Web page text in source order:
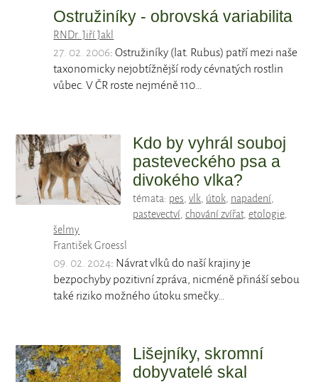
Ostružiníky - obrovská variabilita
RNDr. Jiří Jakl
27. 02. 2006: Ostružiníky (lat. Rubus) patří mezi naše
taxonomicky nejobtížnější rody cévnatých rostlin
vůbec. V ČR roste nejméně 110…
Kdo by vyhrál souboj
pasteveckého psa a
divokého vlka?
témata: pes vlk útok napadení
pastevectví chování zvířat, etologie,
šelmy
František Groessl
09. 02. 2024: Návrat vlků do naší krajiny je
bezpochyby pozitivní zpráva, nicméně přináší sebou
také riziko možného útoku smečky…
Lišejníky, skromní
dobyvatelé skal